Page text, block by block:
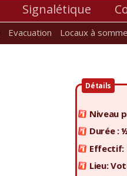
Evacuation Locaux à
Signalétique
Détails
Niveau
Durée :
Effectif:
Lieu: